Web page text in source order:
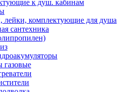
к душ. кабинам
лейки, комплектующие для душа
сантехника
газовые